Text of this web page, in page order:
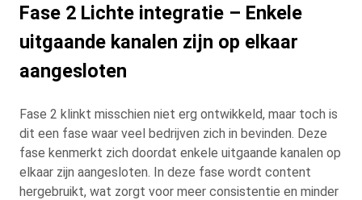
Fase 2 Lichte integratie – Enkele
uitgaande kanalen zijn op elkaar
aangesloten
Fase 2 klinkt misschien niet erg ontwikkeld, maar toch is
dit een fase waar veel bedrijven zich in bevinden. Deze
fase kenmerkt zich doordat enkele uitgaande kanalen op
elkaar zijn aangesloten. In deze fase wordt content
hergebruikt, wat zorgt voor meer consistentie en minder